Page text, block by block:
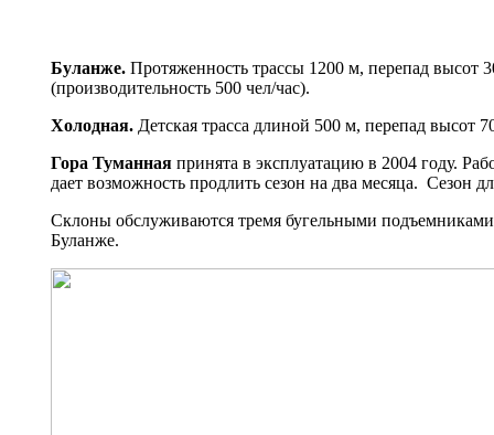
Буланже. Протяженность трассы 1200 м, перепад высот
(производительность 500 чел/час).
Холодная. Детская трасса длиной 500 м, перепад высот
Гора Туманная принята в эксплуатацию в 2004 году.
дает возможность продлить сезон на два месяца. Сезон
Склоны обслуживаются тремя бугельными
Буланже.